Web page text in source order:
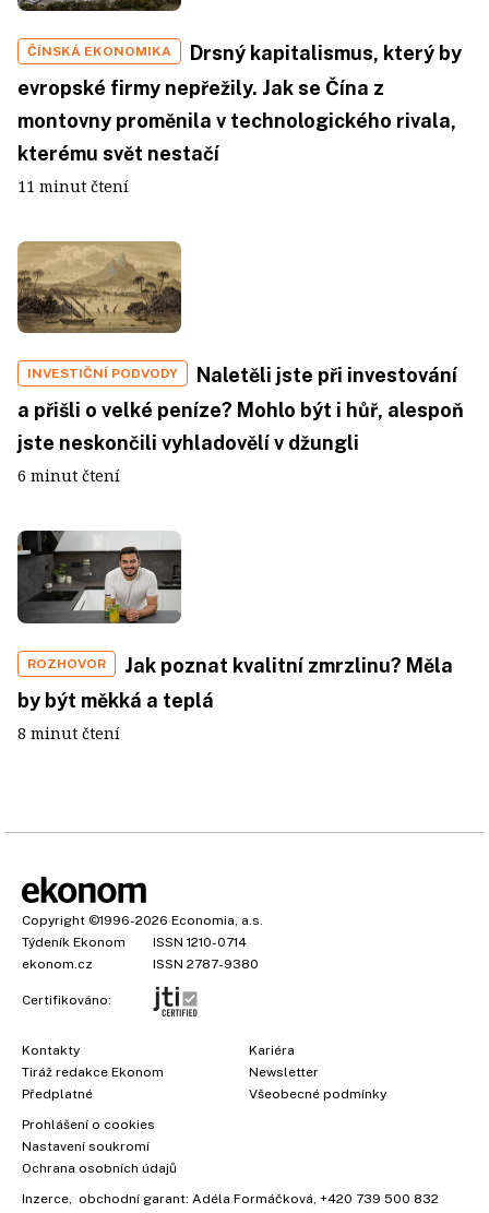
ČÍNSKÁ EKONOMIKA
Drsný kapitalismus, který by
evropské firmy nepřežily. Jak se Čína z
montovny proměnila v technologického rivala,
kterému svět nestačí
11 minut čtení
INVESTIČNÍ PODVODY
Naletěli jste při investování
a přišli o velké peníze? Mohlo být i hůř, alespoň
jste neskončili vyhladovělí v džungli
6 minut čtení
ROZHOVOR
Jak poznat kvalitní zmrzlinu? Měla
by být měkká a teplá
8 minut čtení
Copyright ©1996-2026 Economia, a.s.
Týdeník Ekonom
ISSN 1210-0714
ekonom.cz
ISSN 2787-9380
Certifikováno:
Kontakty
Tiráž redakce Ekonom
Předplatné
Kariéra
Newsletter
Všeobecné podmínky
Prohlášení o cookies
Nastavení soukromí
Ochrana osobních údajů
Inzerce , obchodní garant: Adéla Formáčková +420 739 500 832